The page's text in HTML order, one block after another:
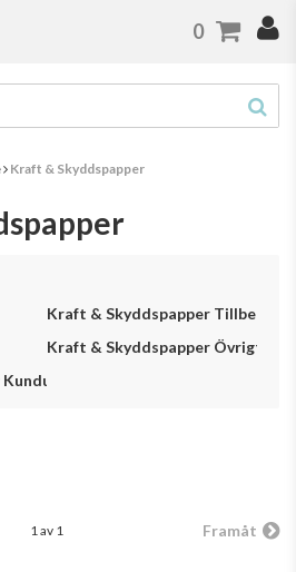
Kraft & Skyddspapper
Kraft & Skyddspapper Tillbehör
Kraft & Skyddspapper Övrigt
1 av 1 Framåt
0